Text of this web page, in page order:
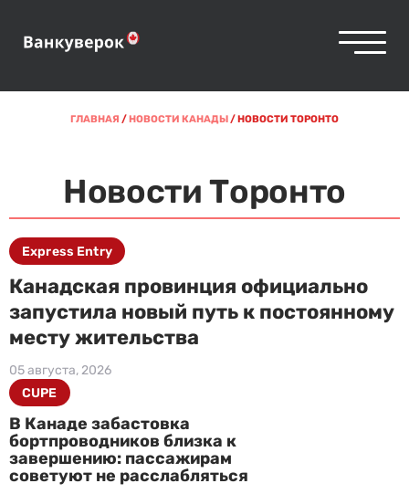
ГЛАВНАЯ /НОВОСТИ КАНАДЫ/НОВОСТИ ТОРОНТО
Новости Торонто
Канадская провинция официально
запустила новый путь к постоянному
месту жительства
05 августа, 2026
Express Entry
В Канаде забастовка
бортпроводников близка к
завершению: пассажирам
советуют не расслабляться
CUPE